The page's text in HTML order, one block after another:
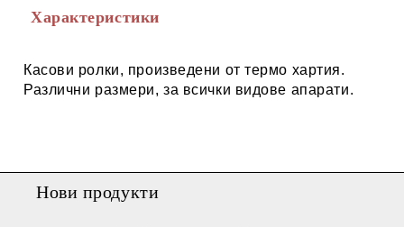
Характеристики
Касови ролки, произведени от термо хартия.
Различни размери, за всички видове апарати.
Нови продукти